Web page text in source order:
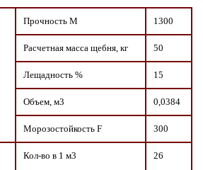
Прочность М 1300
Расчетная масса щебня, кг 50
Лещадность % 15
Объем, м3 0,0384
Морозостойкость F 300
Кол-во в 1 м3 26